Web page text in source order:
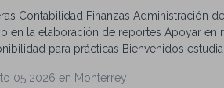
Contabilidad Finanzas Administración
en la elaboración de reportes Apoyar en
para prácticas Bienvenidos
05 2026 en Monterrey